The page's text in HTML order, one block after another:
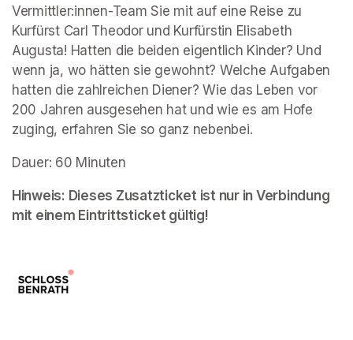
Vermittler:innen-Team Sie mit auf eine Reise zu
Kurfürst Carl Theodor und Kurfürstin Elisabeth
Augusta! Hatten die beiden eigentlich Kinder? Und
wenn ja, wo hätten sie gewohnt? Welche Aufgaben
hatten die zahlreichen Diener? Wie das Leben vor
200 Jahren ausgesehen hat und wie es am Hofe
zuging, erfahren Sie so ganz nebenbei.
Dauer: 60 Minuten
Hinweis: Dieses Zusatzticket ist nur in Verbindung
mit einem Eintrittsticket gültig!